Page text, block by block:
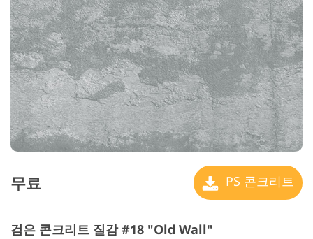
무료 PS 콘크리트
검은 콘크리트 질감 #18 "Old Wall"